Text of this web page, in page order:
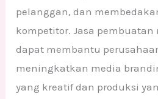
pelanggan, dan
kompetitor. Jasa pembuatan
dapat membantu
meningkatkan media
yang kreatif dan produksi